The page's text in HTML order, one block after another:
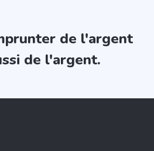
de l'argent
de l'argent.